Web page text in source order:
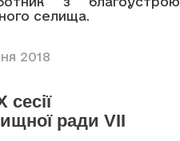
селища.
2018
ради VII